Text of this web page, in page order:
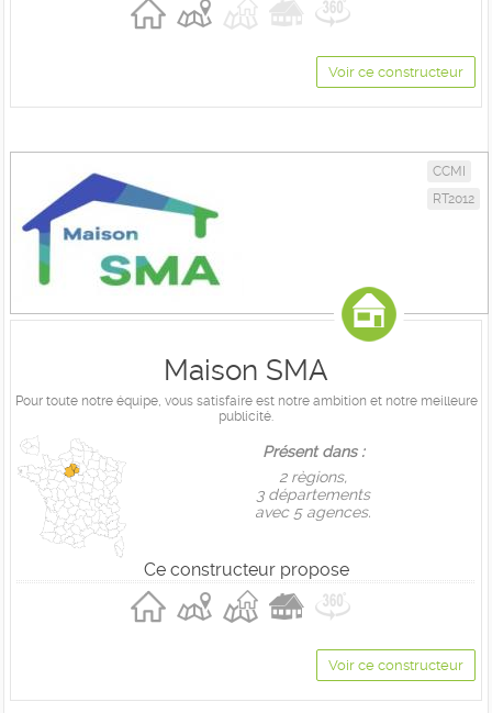
Voir ce constructeur
CCMI
RT2012
Maison SMA
Pour toute notre équipe, vous satisfaire est notre ambition et notre meilleure
publicité.
Présent dans :
2 règions,
3 départements
avec 5 agences.
Ce constructeur propose
Voir ce constructeur